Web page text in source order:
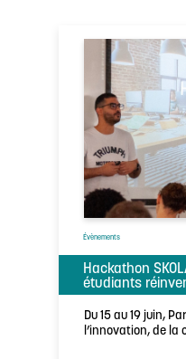
Évènements
Hackathon
étudiants
Du 15 au 19 juin,
l’innovation, de la